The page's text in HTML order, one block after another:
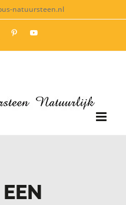
natuursteen.nl
PinterestYouTube